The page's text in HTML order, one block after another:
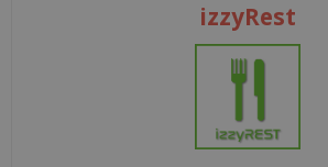
izzyRest